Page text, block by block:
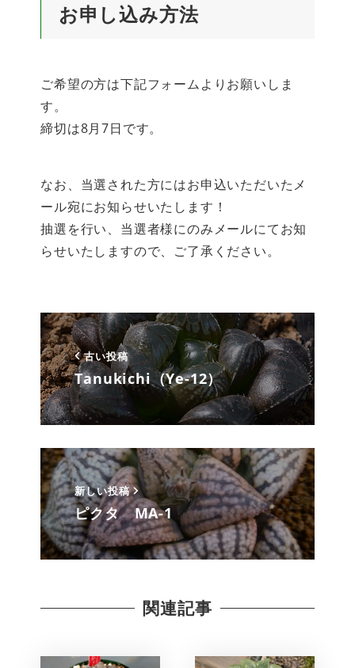
お申し込み方法
ご希望の方は下記フォームよりお願いしま
す。
締切は8月7日です。
なお、当選された方にはお申込いただいたメ
ール宛にお知らせいたします！
抽選を行い、当選者様にのみメールにてお知
らせいたしますので、ご了承ください。
古い投稿
Tanukichi（Ye-12）
新しい投稿
ピクタ MA-1
関連記事